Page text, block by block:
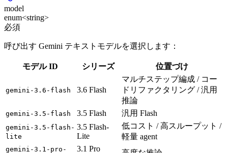
model
enum<string>
必須
呼び出す Gemini テキストモデルを選択します：
モデル ID シリーズ 位置づけ
gemini-3.6-flash 3.6 Flash
マルチステップ編成 / コー
ドリファクタリング / 汎用
推論
gemini-3.5-flash 3.5 Flash 汎用 Flash
gemini-3.5-flash-
lite
3.5 Flash-
Lite
低コスト / 高スループット /
軽量 agent
gemini-3.1-pro- 3.1 Pro